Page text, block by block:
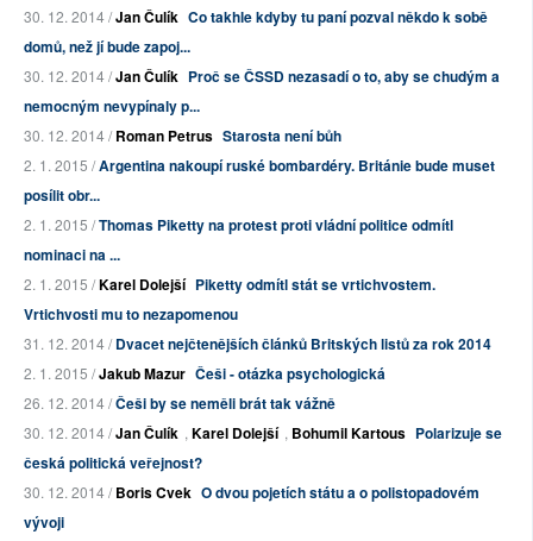
30. 12. 2014 /Jan Čulík Co takhle kdyby tu paní pozval někdo k sobě
domů, než jí bude zapoj...
30. 12. 2014 /Jan Čulík Proč se ČSSD nezasadí o to, aby se chudým a
nemocným nevypínaly p...
30. 12. 2014 /Roman Petrus Starosta není bůh
2. 1. 2015 /Argentina nakoupí ruské bombardéry. Británie bude muset
posílit obr...
2. 1. 2015 /Thomas Piketty na protest proti vládní politice odmítl
nominaci na ...
2. 1. 2015 /Karel Dolejší Piketty odmítl stát se vrtichvostem.
Vrtichvosti mu to nezapomenou
31. 12. 2014 /Dvacet nejčtenějších článků Britských listů za rok 2014
2. 1. 2015 /Jakub Mazur Češi - otázka psychologická
26. 12. 2014 /Češi by se neměli brát tak vážně
30. 12. 2014 /Jan Čulík , Karel Dolejší , Bohumil Kartous Polarizuje se
česká politická veřejnost?
30. 12. 2014 /Boris Cvek O dvou pojetích státu a o polistopadovém
vývoji